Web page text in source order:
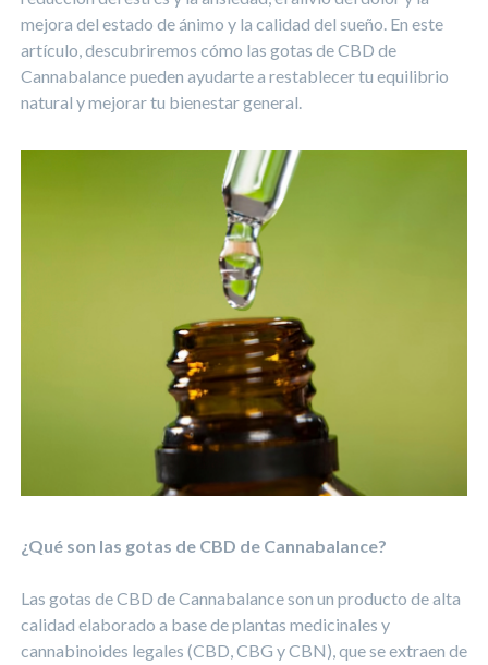
mejora del estado de ánimo y la calidad del sueño. En este
artículo, descubriremos cómo las gotas de CBD de
Cannabalance pueden ayudarte a restablecer tu equilibrio
natural y mejorar tu bienestar general.
¿Qué son las gotas de CBD de Cannabalance?
Las gotas de CBD de Cannabalance son un producto de alta
calidad elaborado a base de plantas medicinales y
cannabinoides legales (CBD, CBG y CBN), que se extraen de